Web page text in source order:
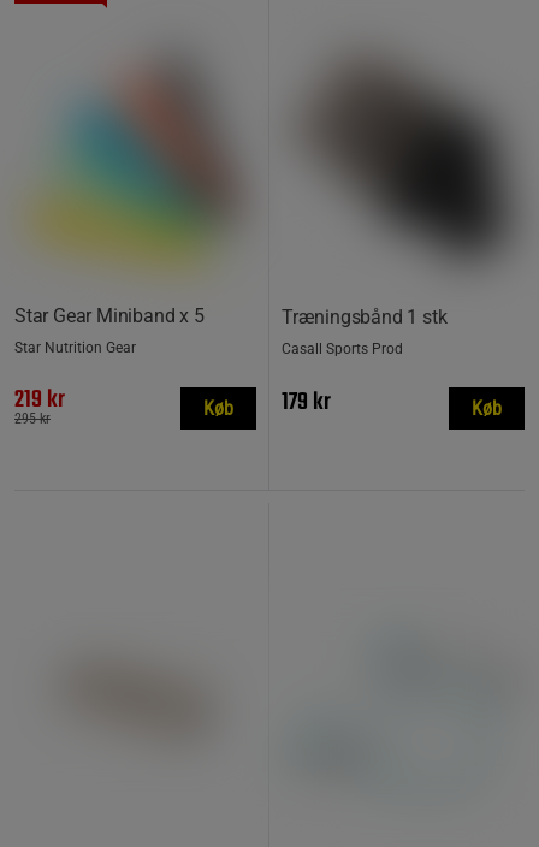
Star Gear Miniband x 5
Star Nutrition Gear
219 kr
295 kr Køb
Træningsbånd 1 stk
Casall Sports Prod
179 kr Køb